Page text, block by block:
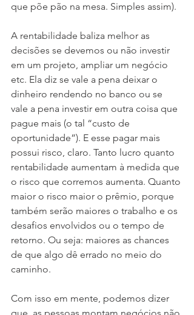
que põe pão na mesa. Simples assim).
A rentabilidade baliza melhor as
decisões se devemos ou não investir
em um projeto, ampliar um negócio
etc. Ela diz se vale a pena deixar o
dinheiro rendendo no banco ou se
vale a pena investir em outra coisa que
pague mais (o tal “custo de
oportunidade”). E esse pagar mais
possui risco, claro. Tanto lucro quanto
rentabilidade aumentam à medida que
o risco que corremos aumenta. Quanto
maior o risco maior o prêmio, porque
também serão maiores o trabalho e os
desafios envolvidos ou o tempo de
retorno. Ou seja: maiores as chances
de que algo dê errado no meio do
caminho.
Com isso em mente, podemos dizer